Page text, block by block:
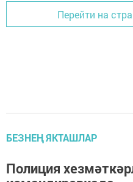
Перейти на
БЕЗНЕҢ ЯКТАШЛАР
Полиция